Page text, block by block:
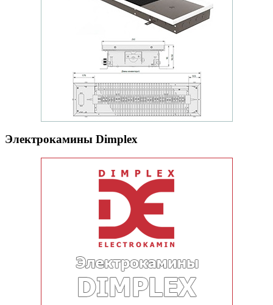
Электрокамины Dimplex